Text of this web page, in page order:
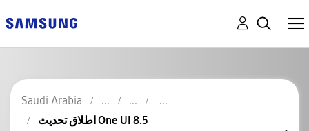
Saudi Arabia
اطلاق تحديث One UI 8.5